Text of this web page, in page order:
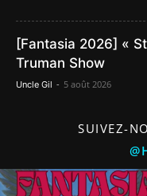
[Fantasia 2026] «
Truman Show
Uncle Gil - 5 août 2026
SUIVEZ-